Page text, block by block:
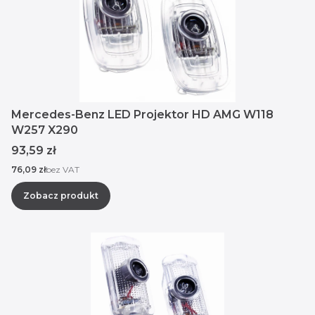
Mercedes-Benz LED Projektor HD AMG W118
W257 X290
Cena
93,59 zł
Cena
76,09 złbez VAT
Zobacz produkt